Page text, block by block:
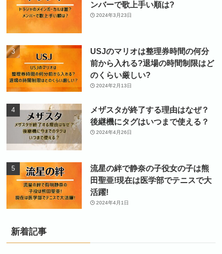
ンバーで歌上手い順は?
2024年3月23日
USJのマリオは整理券時間の何分
前から入れる?退場の時間制限はど
のくらい厳しい?
2024年2月13日
メザスタが終了する理由はなぜ？
後継機にタグはいつまで使える？
2024年4月26日
流星の絆で静奈の子役女の子は熊
田聖亜!現在は医学部でテニスで大
活躍!
2024年4月1日
新着記事